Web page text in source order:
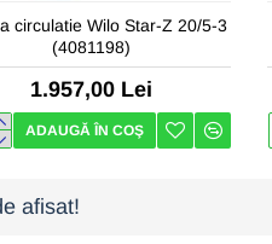
circulatie Wilo Star-Z 20/5-3
(4081198)
1.957,00 Lei
ADAUGĂ ÎN COŞ
afisat!